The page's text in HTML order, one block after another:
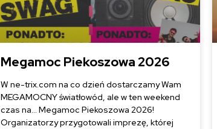
Megamoc Piekoszowa 2026
W ne-trix.com na co dzień dostarczamy Wam
MEGAMOCNY światłowód, ale w ten weekend
czas na… Megamoc Piekoszowa 2026!
Organizatorzy przygotowali imprezę, której